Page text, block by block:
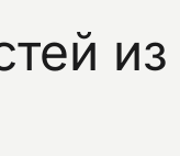
из